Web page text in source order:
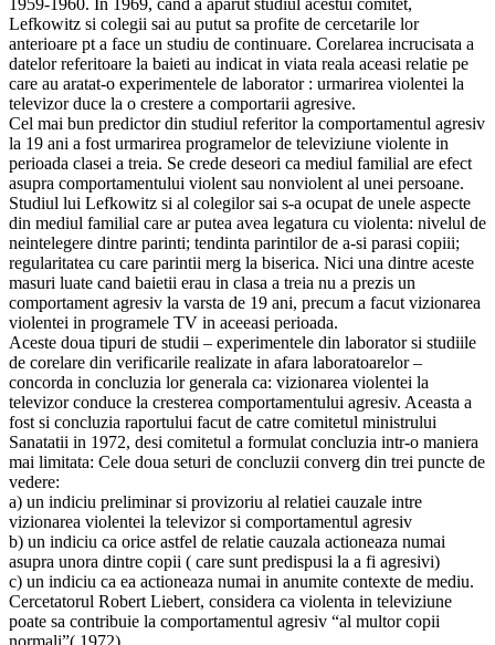
1959-1960. In 1969, cand a aparut studiul acestui comitet,
Lefkowitz si colegii sai au putut sa profite de cercetarile lor
anterioare pt a face un studiu de continuare. Corelarea incrucisata a
datelor referitoare la baieti au indicat in viata reala aceasi relatie pe
care au aratat-o experimentele de laborator : urmarirea violentei la
televizor duce la o crestere a comportarii agresive.
Cel mai bun predictor din studiul referitor la comportamentul agresiv
la 19 ani a fost urmarirea programelor de televiziune violente in
perioada clasei a treia. Se crede deseori ca mediul familial are efect
asupra comportamentului violent sau nonviolent al unei persoane.
Studiul lui Lefkowitz si al colegilor sai s-a ocupat de unele aspecte
din mediul familial care ar putea avea legatura cu violenta: nivelul de
neintelegere dintre parinti; tendinta parintilor de a-si parasi copiii;
regularitatea cu care parintii merg la biserica. Nici una dintre aceste
masuri luate cand baietii erau in clasa a treia nu a prezis un
comportament agresiv la varsta de 19 ani, precum a facut vizionarea
violentei in programele TV in aceeasi perioada.
Aceste doua tipuri de studii – experimentele din laborator si studiile
de corelare din verificarile realizate in afara laboratoarelor –
concorda in concluzia lor generala ca: vizionarea violentei la
televizor conduce la cresterea comportamentului agresiv. Aceasta a
fost si concluzia raportului facut de catre comitetul ministrului
Sanatatii in 1972, desi comitetul a formulat concluzia intr-o maniera
mai limitata: Cele doua seturi de concluzii converg din trei puncte de
vedere:
a) un indiciu preliminar si provizoriu al relatiei cauzale intre
vizionarea violentei la televizor si comportamentul agresiv
b) un indiciu ca orice astfel de relatie cauzala actioneaza numai
asupra unora dintre copii ( care sunt predispusi la a fi agresivi)
c) un indiciu ca ea actioneaza numai in anumite contexte de mediu.
Cercetatorul Robert Liebert, considera ca violenta in televiziune
poate sa contribuie la comportamentul agresiv “al multor copii